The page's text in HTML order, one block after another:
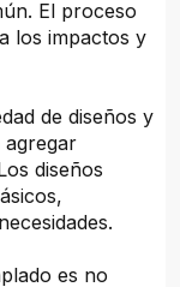
El proceso
los impactos y
de diseños y
agregar
diseños
es no